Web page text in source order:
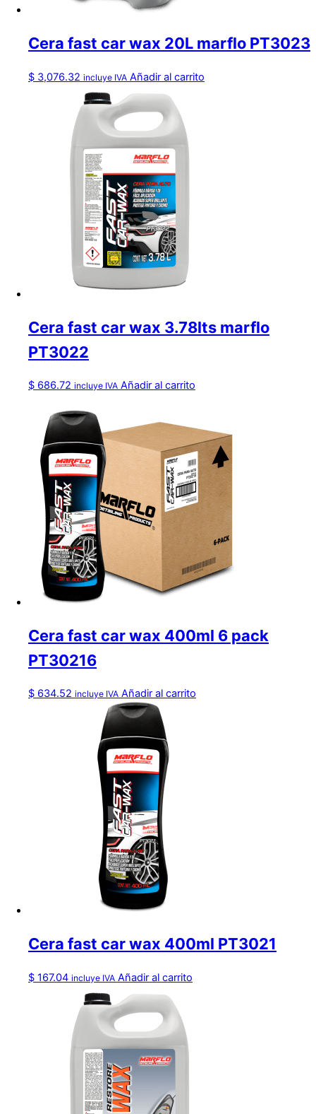
Cera fast car wax 20L marflo PT3023
$ 3,076.32 incluye IVA Añadir al carrito
Cera fast car wax 3.78lts marflo
PT3022
$ 686.72 incluye IVA Añadir al carrito
Cera fast car wax 400ml 6 pack
PT30216
$ 634.52 incluye IVA Añadir al carrito
Cera fast car wax 400ml PT3021
$ 167.04 incluye IVA Añadir al carrito